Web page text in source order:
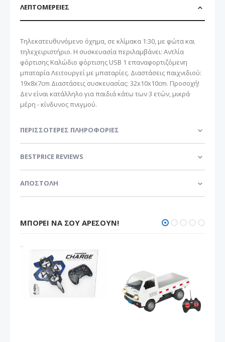
ΛΕΠΤΟΜΈΡΕΙΕΣ
Τηλεκατευθυνόμενο όχημα, σε κλίμακα 1:30, με φώτα και
τηλεχειριστήριο. Η συσκευασία περιλαμβάνει: Αντλία
φόρτισης Καλώδιο φόρτισης USB 1 επαναφορτιζόμενη
μπαταρία Λειτουργεί με μπαταρίες. Διαστάσεις παιχνιδιού:
19x8x7cm Διαστάσεις συσκευασίας: 32x10x10cm. Προσοχή!
Δεν είναι κατάλληλο για παιδιά κάτω των 3 ετών, μικρά
μέρη - κίνδυνος πνιγμού.
ΠΕΡΙΣΣΌΤΕΡΕΣ ΠΛΗΡΟΦΟΡΊΕΣ
BESTPRICE REVIEWS
ΑΠΟΣΤΟΛΗ
ΜΠΟΡΕΊ ΝΑ ΣΟΥ ΑΡΈΣΟΥΝ!